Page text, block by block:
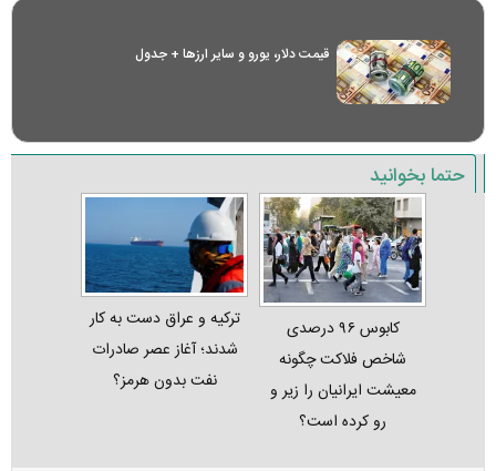
قیمت دلار، یورو و سایر ارز‌ها + جدول
حتما بخوانید
کابوس ۹۶ درصدی
شاخص فلاکت چگونه
معیشت ایرانیان را زیر و
رو کرده است؟
ترکیه و عراق دست به کار
شدند؛ آغاز عصر صادرات
نفت بدون هرمز؟